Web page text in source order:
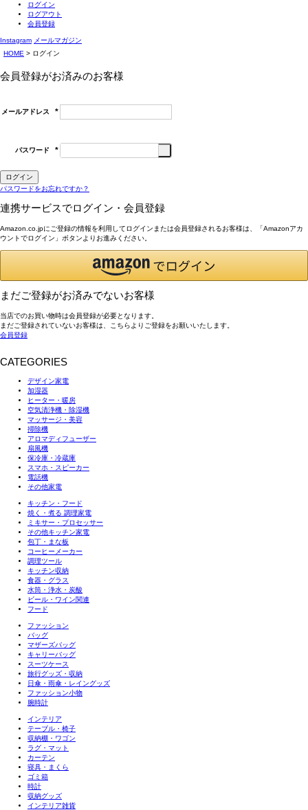
ログイン
ログアウト
会員登録
Instagram メールマガジン
HOME
ログイン
会員登録がお済みのお客様
メールアドレス
(必
パスワード
ログイン
パスワードをお忘れですか？
連携サービスでログイン・会員登録
Amazon.co.jpにご登録の情報を利用してログインまたは会員登録されるお客様は、「Amazonアカ
ウントでログイン」ボタンよりお進みください。
まだご登録がお済みでないお客様
当店でのお買い物時は会員登録が必要となります。
まだご登録されていないお客様は、こちらよりご登録をお願いいたします。
会員登録
CATEGORIES
デザイン家電
加湿器
ヒーター・暖房
空気清浄機・除湿機
マッサージ・美容
掃除機
アロマディフューザー
扇風機
保冷庫・冷蔵庫
スマホ・スピーカー
電話機
その他家電
キッチン・フード
焼く・煮る 調理家電
ミキサー・プロセッサー
その他キッチン家電
包丁・まな板
コーヒーメーカー
調理ツール
キッチン収納
食器・グラス
水筒・浄水・炭酸
ビール・ワイン関連
フード
ファッション
バッグ
マザーズバッグ
キャリーバッグ
スーツケース
旅行グッズ・収納
日傘・雨傘・レイングッズ
ファッション小物
腕時計
インテリア
テーブル・椅子
収納棚・ワゴン
ラグ・マット
カーテン
寝具・まくら
ゴミ箱
時計
収納グッズ
インテリア雑貨